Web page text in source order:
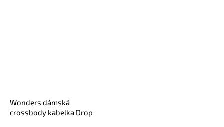
Wonders dámská
crossbody kabelka Drop